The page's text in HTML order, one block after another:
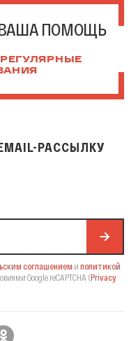
ПОМОЩЬ
РАССЫЛКУ
соглашением и политикой
Google reCAPTCHA (Privacy